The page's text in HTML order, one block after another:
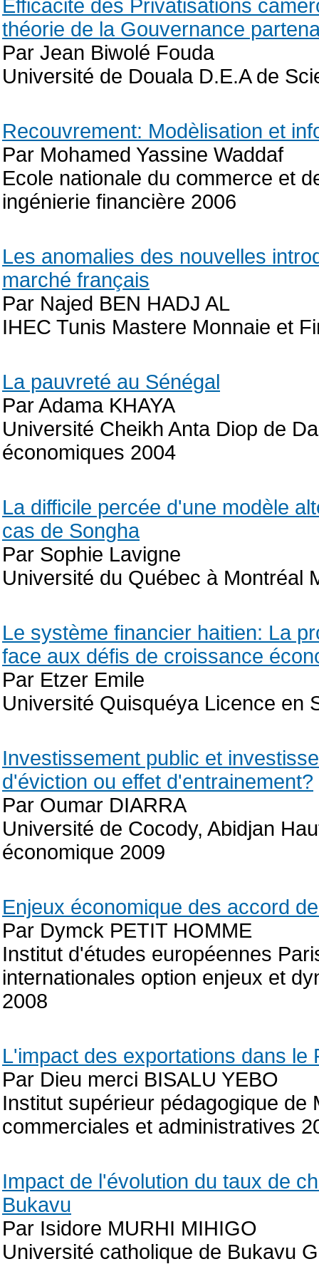
Efficacite des Privatisations
théorie de la Gouvernance
Par Jean Biwolé Fouda
Université de Douala D.E.A de
Recouvrement: Modèlisation et
Par Mohamed Yassine Waddaf
Ecole nationale du commerce et
ingénierie financière 2006
Les anomalies des nouvelles
marché français
Par Najed BEN HADJ AL
IHEC Tunis Mastere Monnaie et
La pauvreté au Sénégal
Par Adama KHAYA
Université Cheikh Anta Diop de
économiques 2004
La difficile percée d'une modèle
cas de Songha
Par Sophie Lavigne
Université du Québec à Montréal
Le système financier haitien: La
face aux défis de croissance
Par Etzer Emile
Université Quisquéya Licence en
Investissement public et
d'éviction ou effet d'entrainement?
Par Oumar DIARRA
Université de Cocody, Abidjan
économique 2009
Enjeux économique des accord
Par Dymck PETIT HOMME
Institut d'études européennes
internationales option enjeux et
2008
L'impact des exportations dans le
Par Dieu merci BISALU YEBO
Institut supérieur pédagogique
commerciales et administratives
Impact de l'évolution du taux de
Bukavu
Par Isidore MURHI MIHIGO
Université catholique de Bukavu